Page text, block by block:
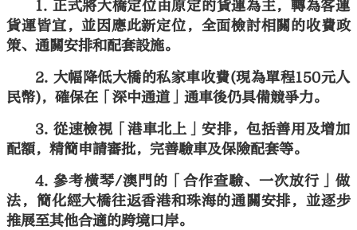
正式將大橋定位由原定的貨運為主，轉為客運
貨運皆宜，並因應此新定位，全面檢討相關的收費政
策、通關安排和配套設施。
大幅降低大橋的私家車收費(現為單程150元人
民幣)，確保在「深中通道」通車後仍具備競爭力。
從速檢視「港車北上」安排，包括善用及增加
配額，精簡申請審批，完善驗車及保險配套等。
參考橫琴/澳門的「合作查驗、一次放行」做
法，簡化經大橋往返香港和珠海的通關安排，並逐步
推展至其他合適的跨境口岸。